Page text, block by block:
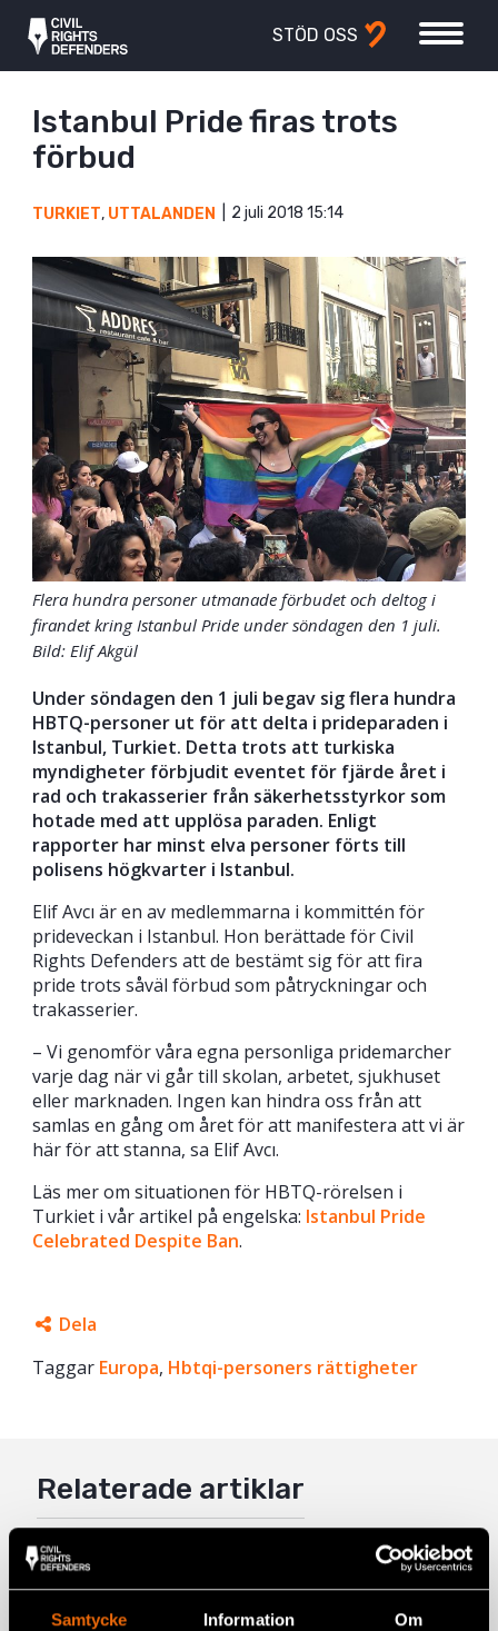
Samtycke Information Om
STÖD OSS
Istanbul Pride firas trots
förbud
TURKIET, UTTALANDEN 2 juli 2018 15:14
Flera hundra personer utmanade förbudet och deltog i
firandet kring Istanbul Pride under söndagen den 1 juli.
Bild: Elif Akgül
Under söndagen den 1 juli begav sig flera hundra
HBTQ-personer ut för att delta i prideparaden i
Istanbul, Turkiet. Detta trots att turkiska
myndigheter förbjudit eventet för fjärde året i
rad och trakasserier från säkerhetsstyrkor som
hotade med att upplösa paraden. Enligt
rapporter har minst elva personer förts till
polisens högkvarter i Istanbul.
Elif Avcı är en av medlemmarna i kommittén för
prideveckan i Istanbul. Hon berättade för Civil
Rights Defenders att de bestämt sig för att fira
pride trots såväl förbud som påtryckningar och
trakasserier.
– Vi genomför våra egna personliga pridemarcher
varje dag när vi går till skolan, arbetet, sjukhuset
eller marknaden. Ingen kan hindra oss från att
samlas en gång om året för att manifestera att vi är
här för att stanna, sa Elif Avcı.
Läs mer om situationen för HBTQ-rörelsen i
Turkiet i vår artikel på engelska: Istanbul Pride
Celebrated Despite Ban.
Dela
Facebook
Mail
Taggar Europa, Hbtqi-personers rättigheter
Relaterade artiklar
De fredliga protesterna i Istanbul
måste tillåtas